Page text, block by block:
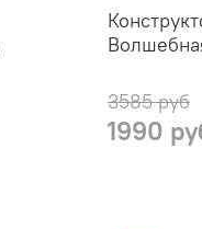
3585 руб
1990